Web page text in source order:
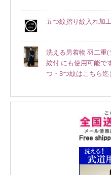
五つ紋摺り紋入れ加
洗える男着物 羽二重
紋付 にも使用可能で
つ・3つ紋はこちら迄）